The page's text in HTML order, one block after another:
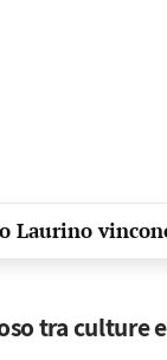
Laurino
tra culture